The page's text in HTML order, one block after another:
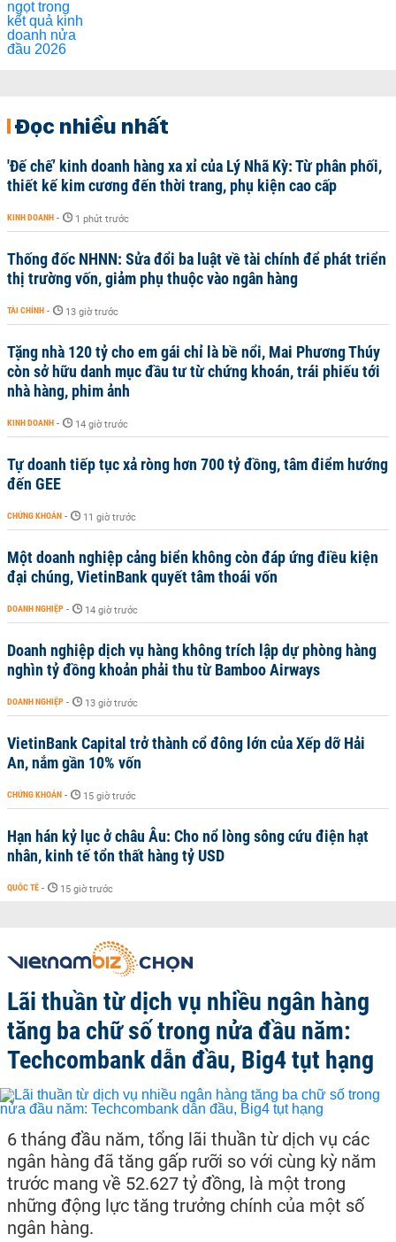
Đọc nhiều nhất
'Đế chế’ kinh doanh hàng xa xỉ của Lý Nhã Kỳ: Từ phân phối,
thiết kế kim cương đến thời trang, phụ kiện cao cấp
KINH DOANH - 1 phút trước
Thống đốc NHNN: Sửa đổi ba luật về tài chính để phát triển
thị trường vốn, giảm phụ thuộc vào ngân hàng
TÀI CHÍNH - 13 giờ trước
Tặng nhà 120 tỷ cho em gái chỉ là bề nổi, Mai Phương Thúy
còn sở hữu danh mục đầu tư từ chứng khoán, trái phiếu tới
nhà hàng, phim ảnh
KINH DOANH - 14 giờ trước
Tự doanh tiếp tục xả ròng hơn 700 tỷ đồng, tâm điểm hướng
đến GEE
CHỨNG KHOÁN - 11 giờ trước
Một doanh nghiệp cảng biển không còn đáp ứng điều kiện
đại chúng, VietinBank quyết tâm thoái vốn
DOANH NGHIỆP - 14 giờ trước
Doanh nghiệp dịch vụ hàng không trích lập dự phòng hàng
nghìn tỷ đồng khoản phải thu từ Bamboo Airways
DOANH NGHIỆP - 13 giờ trước
VietinBank Capital trở thành cổ đông lớn của Xếp dỡ Hải
An, nắm gần 10% vốn
CHỨNG KHOÁN - 15 giờ trước
Hạn hán kỷ lục ở châu Âu: Cho nổ lòng sông cứu điện hạt
nhân, kinh tế tổn thất hàng tỷ USD
QUỐC TẾ - 15 giờ trước
Lãi thuần từ dịch vụ nhiều ngân hàng
tăng ba chữ số trong nửa đầu năm:
Techcombank dẫn đầu, Big4 tụt hạng
6 tháng đầu năm, tổng lãi thuần từ dịch vụ các
ngân hàng đã tăng gấp rưỡi so với cùng kỳ năm
trước mang về 52.627 tỷ đồng, là một trong
những động lực tăng trưởng chính của một số
ngân hàng.